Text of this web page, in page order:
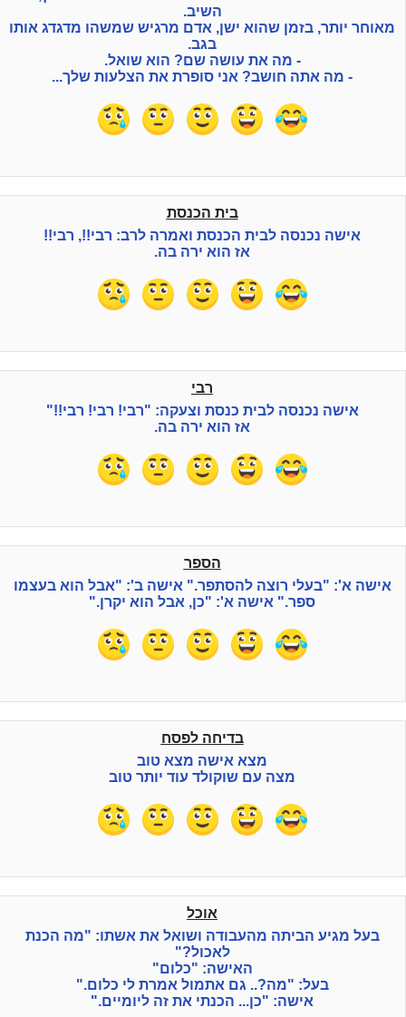
השיב.
מאוחר יותר, בזמן שהוא ישן, אדם מרגיש שמשהו מדגדג אותו
בגב.
- מה את עושה שם? הוא שואל.
- מה אתה חושב? אני סופרת את הצלעות שלך...
בית הכנסת
אישה נכנסה לבית הכנסת ואמרה לרב: רבי!!, רבי!!
אז הוא ירה בה.
רבי
אישה נכנסה לבית כנסת וצעקה: "רבי! רבי! רבי!!"
אז הוא ירה בה.
הספר
אישה א': "בעלי רוצה להסתפר." אישה ב': "אבל הוא בעצמו
ספר." אישה א': "כן, אבל הוא יקרן."
בדיחה לפסח
מצא אישה מצא טוב
מצה עם שוקולד עוד יותר טוב
אוכל
בעל מגיע הביתה מהעבודה ושואל את אשתו: "מה הכנת
לאכול?"
האישה: "כלום"
בעל: "מה?.. גם אתמול אמרת לי כלום."
אישה: "כן... הכנתי את זה ליומיים."